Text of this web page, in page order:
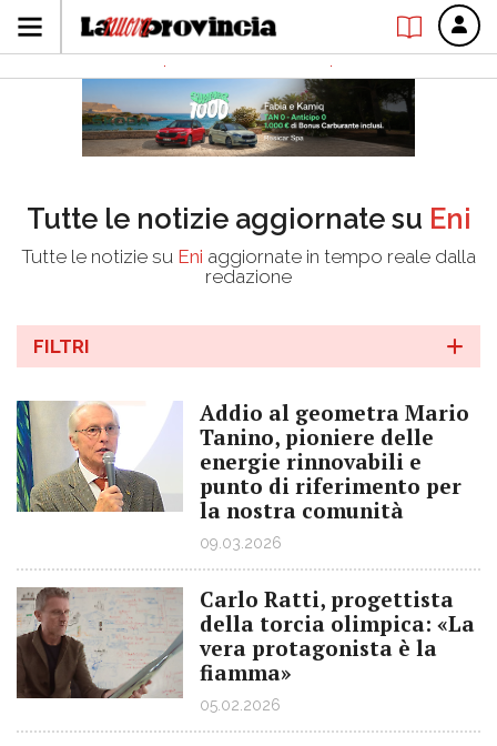
Tutte le notizie aggiornate su Eni
Tutte le notizie su Eni aggiornate in tempo reale dalla
redazione
FILTRI
Addio al geometra Mario
Tanino, pioniere delle
energie rinnovabili e
punto di riferimento per
la nostra comunità
09.03.2026
Carlo Ratti, progettista
della torcia olimpica: «La
vera protagonista è la
fiamma»
05.02.2026